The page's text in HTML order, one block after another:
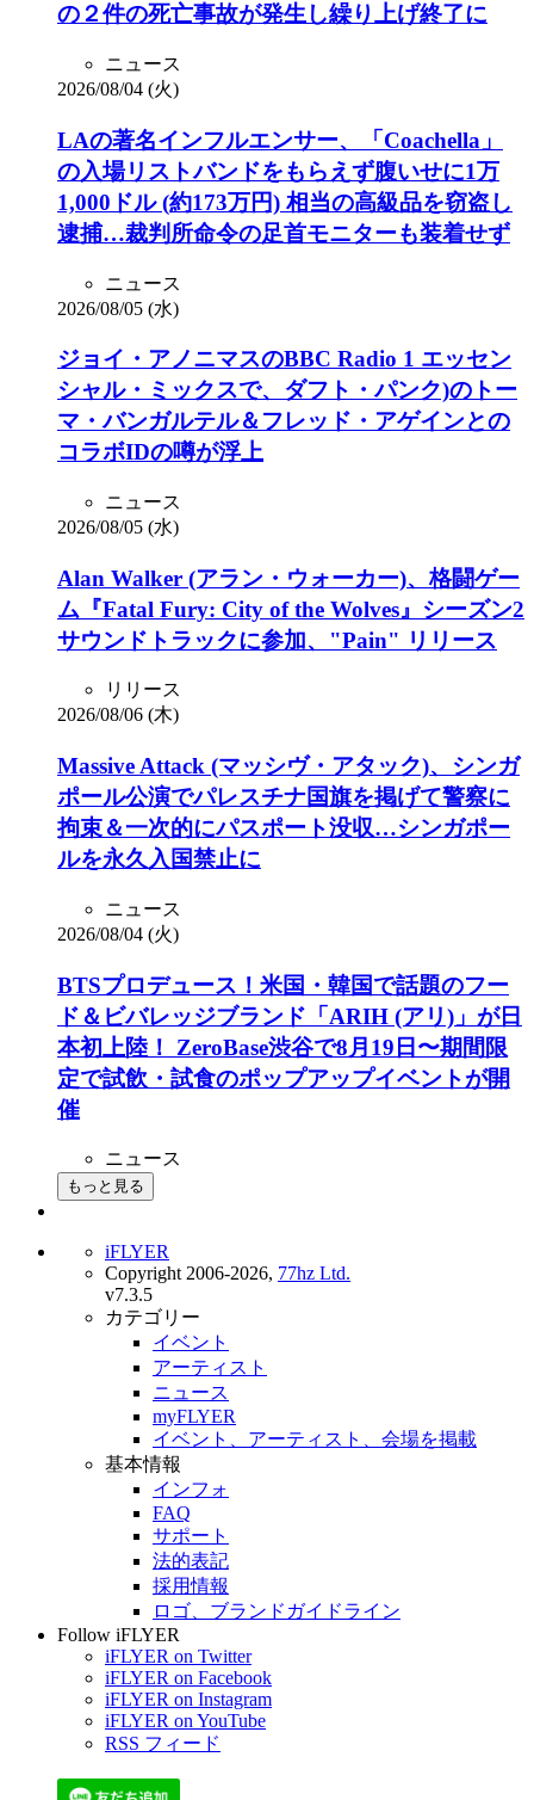
の２件の死亡事故が発生し繰り上げ終了に
ニュース
2026/08/04 (火)
LAの著名インフルエンサー、「Coachella」
の入場リストバンドをもらえず腹いせに1万
1,000ドル (約173万円) 相当の高級品を窃盗し
逮捕…裁判所命令の足首モニターも装着せず
ニュース
2026/08/05 (水)
ジョイ・アノニマスのBBC Radio 1 エッセン
シャル・ミックスで、ダフト・パンク)のトー
マ・バンガルテル＆フレッド・アゲインとの
コラボIDの噂が浮上
ニュース
2026/08/05 (水)
Alan Walker (アラン・ウォーカー)、格闘ゲー
ム『Fatal Fury: City of the Wolves』シーズン2
サウンドトラックに参加、"Pain" リリース
リリース
2026/08/06 (木)
Massive Attack (マッシヴ・アタック)、シンガ
ポール公演でパレスチナ国旗を掲げて警察に
拘束＆一次的にパスポート没収…シンガポー
ルを永久入国禁止に
ニュース
2026/08/04 (火)
BTSプロデュース！米国・韓国で話題のフー
ド＆ビバレッジブランド「ARIH (アリ)」が日
本初上陸！ ZeroBase渋谷で8月19日〜期間限
定で試飲・試食のポップアップイベントが開
催
ニュース
もっと見る
iFLYER
Copyright 2006-2026, 77hz Ltd.
v7.3.5
カテゴリー
イベント
アーティスト
ニュース
myFLYER
イベント、アーティスト、会場を掲載
基本情報
インフォ
FAQ
サポート
法的表記
採用情報
ロゴ、ブランドガイドライン
Follow iFLYER
iFLYER on Twitter
iFLYER on Facebook
iFLYER on Instagram
iFLYER on YouTube
RSS フィード